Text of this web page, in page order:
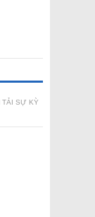
TẢI SỰ KỲ